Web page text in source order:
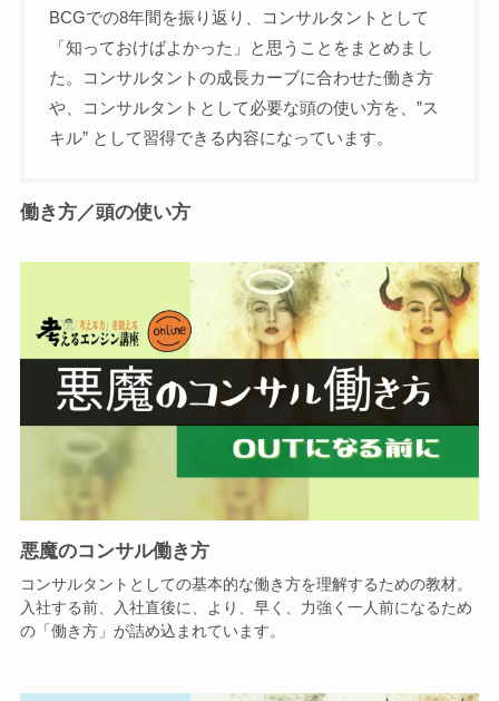
BCGでの8年間を振り返り、コンサルタントとして
「知っておけばよかった」と思うことをまとめまし
た。コンサルタントの成長カーブに合わせた働き方
や、コンサルタントとして必要な頭の使い方を、”ス
キル” として習得できる内容になっています。
働き方／頭の使い方
悪魔のコンサル働き方
コンサルタントとしての基本的な働き方を理解するための教材。
入社する前、入社直後に、より、早く、力強く一人前になるため
の「働き方」が詰め込まれています。